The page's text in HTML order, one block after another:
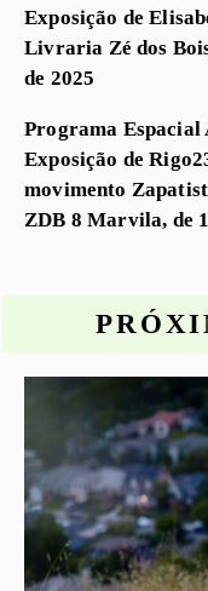
Exposição de
Livraria Zé dos
de 2025
Programa
Exposição de
movimento
ZDB 8 Marvila, de